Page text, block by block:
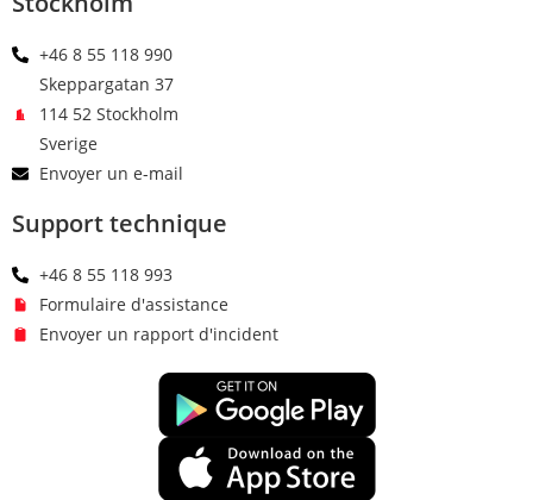
+46 8 55 118 990
Skeppargatan 37
114 52 Stockholm
Sverige
Envoyer un e-mail
Support technique
+46 8 55 118 993
Formulaire d'assistance
Envoyer un rapport d'incident